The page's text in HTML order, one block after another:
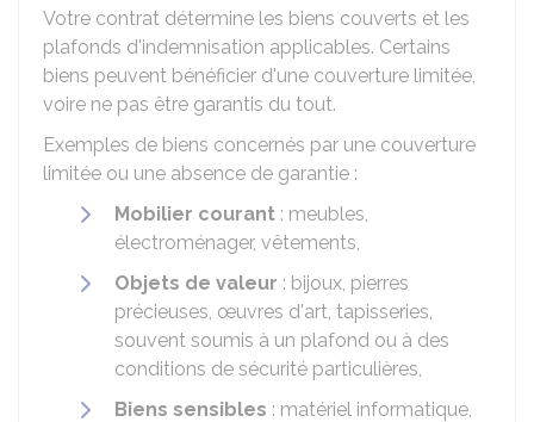
Votre contrat détermine les biens couverts et les
plafonds d'indemnisation applicables. Certains
biens peuvent bénéficier d'une couverture limitée,
voire ne pas être garantis du tout.
Exemples de biens concernés par une couverture
limitée ou une absence de garantie :
Mobilier courant : meubles,
électroménager, vêtements,
Objets de valeur : bijoux, pierres
précieuses, œuvres d'art, tapisseries,
souvent soumis à un plafond ou à des
conditions de sécurité particulières,
Biens sensibles : matériel informatique,